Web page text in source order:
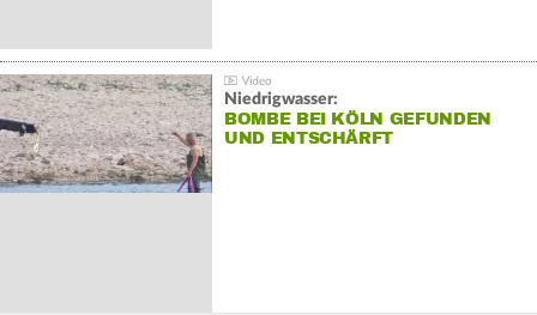
Niedrigwasser:
BOMBE BEI KÖLN GEFUNDEN
UND ENTSCHÄRFT